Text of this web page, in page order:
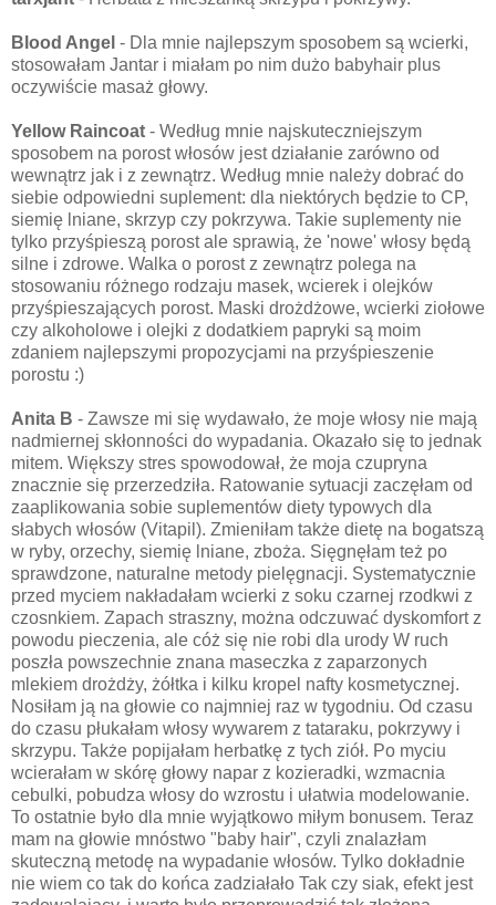
Blood Angel - Dla mnie najlepszym sposobem są wcierki,
stosowałam Jantar i miałam po nim dużo babyhair plus
oczywiście masaż głowy.
Yellow Raincoat - Według mnie najskuteczniejszym
sposobem na porost włosów jest działanie zarówno od
wewnątrz jak i z zewnątrz. Według mnie należy dobrać do
siebie odpowiedni suplement: dla niektórych będzie to CP,
siemię lniane, skrzyp czy pokrzywa. Takie suplementy nie
tylko przyśpieszą porost ale sprawią, że 'nowe' włosy będą
silne i zdrowe. Walka o porost z zewnątrz polega na
stosowaniu różnego rodzaju masek, wcierek i olejków
przyśpieszających porost. Maski drożdżowe, wcierki ziołowe
czy alkoholowe i olejki z dodatkiem papryki są moim
zdaniem najlepszymi propozycjami na przyśpieszenie
porostu :)
Anita B - Zawsze mi się wydawało, że moje włosy nie mają
nadmiernej skłonności do wypadania. Okazało się to jednak
mitem. Większy stres spowodował, że moja czupryna
znacznie się przerzedziła. Ratowanie sytuacji zaczęłam od
zaaplikowania sobie suplementów diety typowych dla
słabych włosów (Vitapil). Zmieniłam także dietę na bogatszą
w ryby, orzechy, siemię lniane, zboża. Sięgnęłam też po
sprawdzone, naturalne metody pielęgnacji. Systematycznie
przed myciem nakładałam wcierki z soku czarnej rzodkwi z
czosnkiem. Zapach straszny, można odczuwać dyskomfort z
powodu pieczenia, ale cóż się nie robi dla urody W ruch
poszła powszechnie znana maseczka z zaparzonych
mlekiem drożdży, żółtka i kilku kropel nafty kosmetycznej.
Nosiłam ją na głowie co najmniej raz w tygodniu. Od czasu
do czasu płukałam włosy wywarem z tataraku, pokrzywy i
skrzypu. Także popijałam herbatkę z tych ziół. Po myciu
wcierałam w skórę głowy napar z kozieradki, wzmacnia
cebulki, pobudza włosy do wzrostu i ułatwia modelowanie.
To ostatnie było dla mnie wyjątkowo miłym bonusem. Teraz
mam na głowie mnóstwo "baby hair", czyli znalazłam
skuteczną metodę na wypadanie włosów. Tylko dokładnie
nie wiem co tak do końca zadziałało Tak czy siak, efekt jest